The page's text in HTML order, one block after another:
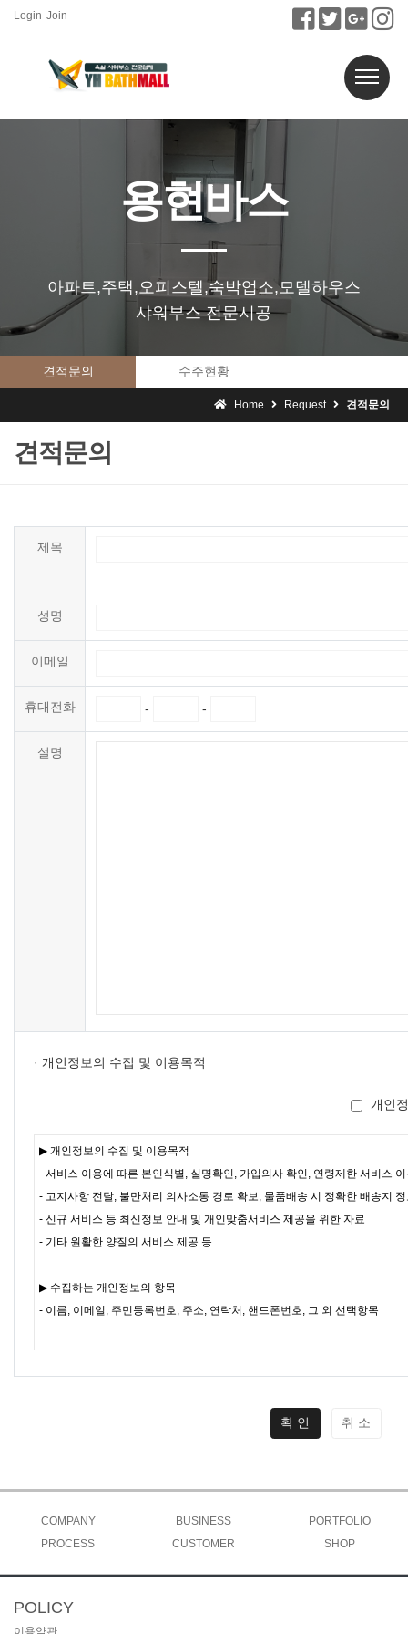
Login Join
용현바스
아파트,주택,오피스텔,숙박업소,모델하우스
샤워부스 전문시공
견적문의 수주현황
Home Request 견적문의
견적문의
제목
성명
이메일
휴대전화 - -
설명
· 개인정보의 수집 및 이용목적
개인
확 인 취 소
COMPANY
인사말
BUSINESS
제품종류
PORTFOLIO
시공사례
PROCESS
CUSTOMER
SHOP
POLICY
이용약관